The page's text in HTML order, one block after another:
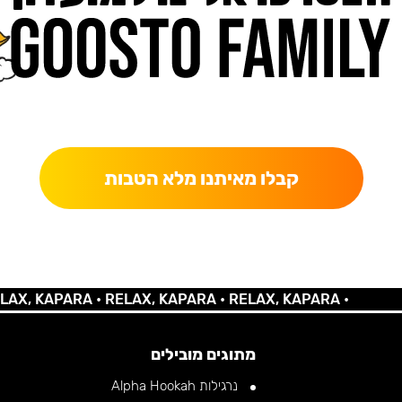
קבלו מאיתנו מלא הטבות
•RELAX, KAPARA •RELAX, KAPARA •
מתוגים מובילים
נרגילות Alpha Hookah